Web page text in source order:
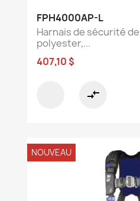
FPH4000AP-L
Harnais de sécurité
polyester,...
407,10 $
compare_arrows
NOUVEAU